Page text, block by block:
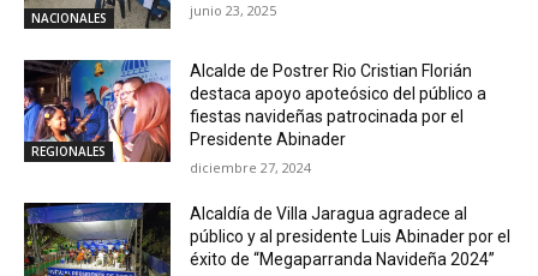
NACIONALES junio 23, 2025
REGIONALES
Alcalde de Postrer Rio Cristian Florián
destaca apoyo apoteósico del público a
fiestas navideñas patrocinada por el
Presidente Abinader
diciembre 27, 2024
Alcaldía de Villa Jaragua agradece al
público y al presidente Luis Abinader por el
éxito de “Megaparranda Navideña 2024”